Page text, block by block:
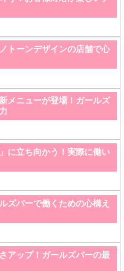
トーンデザインの店舗で心
メニューが登場！ガールズ
に立ち向かう！実際に働い
ズバーで働くための心構え
アップ！ガールズバーの最